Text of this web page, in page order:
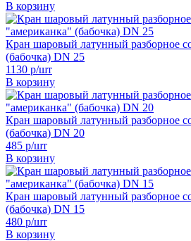
В корзину
Кран шаровый латунный разборное
(бабочка) DN 25
1130 р/шт
В корзину
Кран шаровый латунный разборное
(бабочка) DN 20
485 р/шт
В корзину
Кран шаровый латунный разборное
(бабочка) DN 15
480 р/шт
В корзину